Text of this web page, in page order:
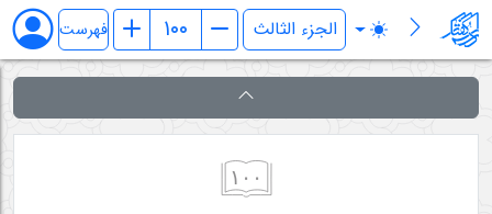
فرائد الاصول (رسائل) فهرست
١٠٠